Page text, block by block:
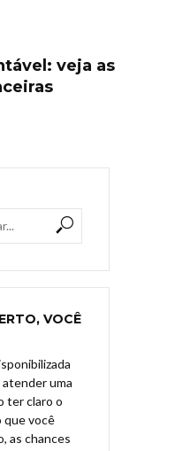
veja as
VOCÊ
uma
ter claro o
que você
as chances